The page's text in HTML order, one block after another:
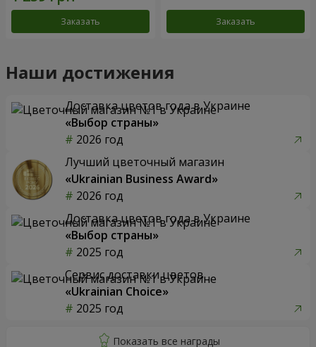
Заказать Заказать
Наши достижения
Доставка цветов года в Украине
«Выбор страны»
2026 год
Лучший цветочный магазин
«Ukrainian Business Award»
2026 год
Доставка цветов года в Украине
«Выбор страны»
2025 год
Сервис доставки цветов
«Ukrainian Choice»
2025 год